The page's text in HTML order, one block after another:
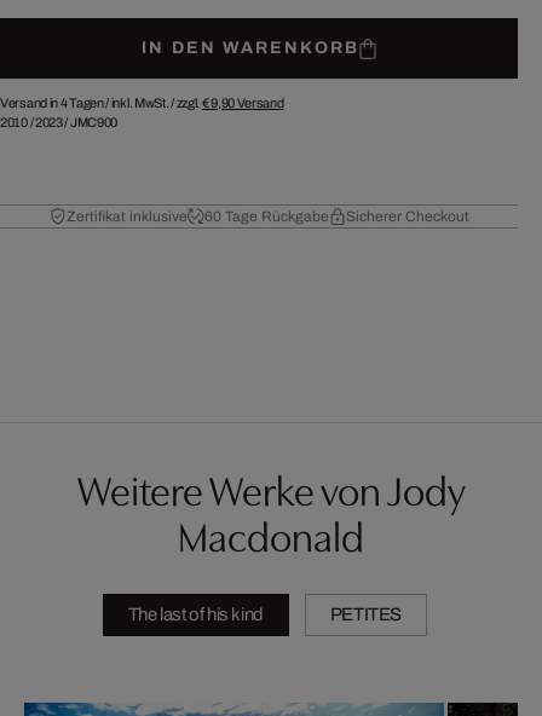
IN DEN WARENKORB
Versand in 4 Tagen /inkl. MwSt. / zzgl. € 9,90Versand
2010/2023/JMC900
Zertifikat inklusive 60 Tage Rückgabe Sicherer Checkout
Weitere Werke von Jody
Macdonald
The last of his kind PETITES